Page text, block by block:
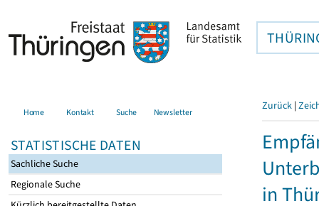
Home Kontakt Suche Newsletter
STATISTISCHE DATEN
Sachliche Suche
Regionale Suche
Zurück |
in